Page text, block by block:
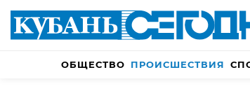
ОБЩЕСТВО ПРОИСШЕСТВИЯ